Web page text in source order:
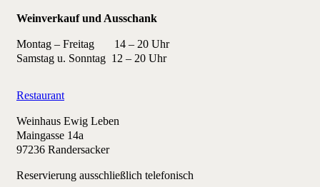
Weinverkauf und Ausschank
Montag – Freitag 14 – 20 Uhr
Samstag u. Sonntag 12 – 20 Uhr
Restaurant
Weinhaus Ewig Leben
Maingasse 14a
97236 Randersacker
Reservierung ausschließlich telefonisch